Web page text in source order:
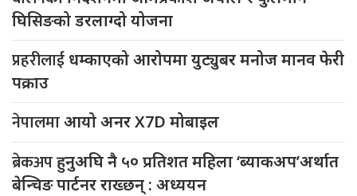
घिसिङको डरलाग्दो योजना
प्रहरीलाई धम्काएको आरोपमा युट्युबर मनोज मानव फेरी
पक्राउ
नेपालमाआयो अनर X7D मोबाइल
ब्रेकअपहुनुअघि नै ५० प्रतिशत महिला ‘ब्याकअप’अर्थात
बेन्चिङ पार्टनर राख्छन् : अध्ययन